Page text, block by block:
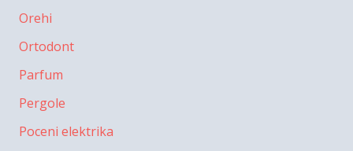
Orehi
Ortodont
Parfum
Pergole
Poceni elektrika